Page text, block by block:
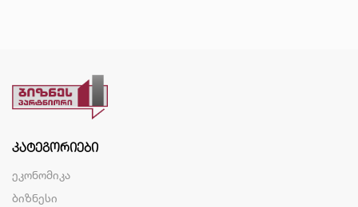
ᲙᲐᲢᲔᲒᲝᲠᲘᲔᲑᲘ
ეკონომიკა
ბიზნესი